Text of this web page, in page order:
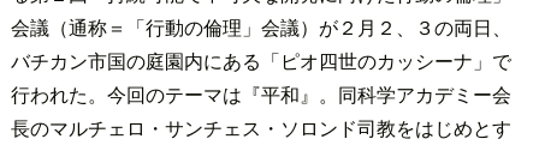
会議（通称＝「行動の倫理」会議）が２月２、３の両日、
バチカン市国の庭園内にある「ピオ四世のカッシーナ」で
行われた。今回のテーマは『平和』。同科学アカデミー会
長のマルチェロ・サンチェス・ソロンド司教をはじめとす